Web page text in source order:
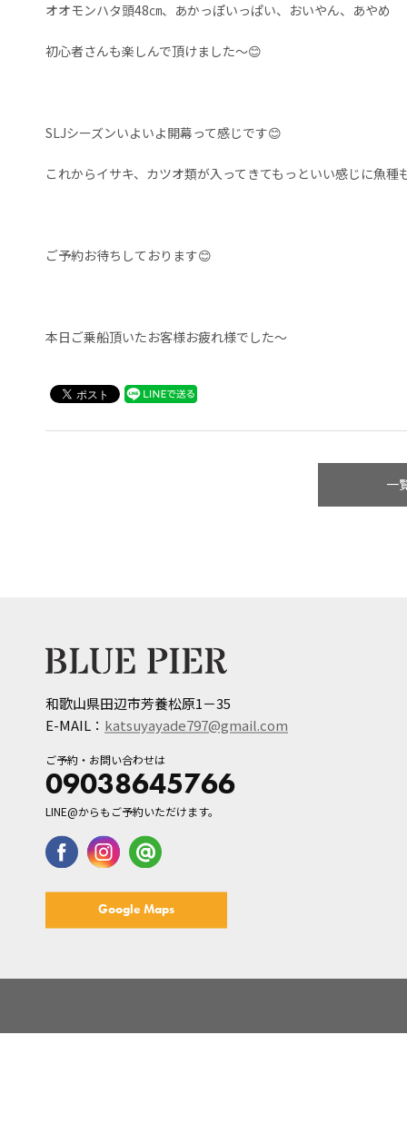
オオモンハタ頭48㎝、あかっぽいっぱい、おいやん、あやめ
初心者さんも楽しんで頂けました〜😊
SLJシーズンいよいよ開幕って感じです😊
これからイサキ、カツオ類が入ってきてもっといい感じに魚
ご予約お待ちしております😊
本日ご乗船頂いたお客様お疲れ様でした〜
一
和歌山県田辺市芳養松原1－35
E-MAIL： katsuyayade797@gmail.com
ご予約・お問い合わせは
09038645766
LINE@からもご予約いただけます。
Google Maps